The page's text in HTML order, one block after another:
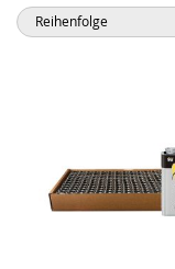
Sortieren